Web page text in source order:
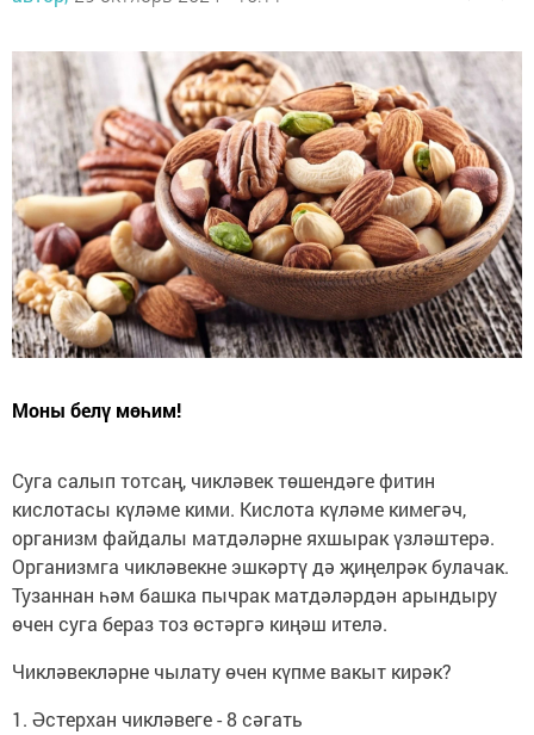
Моны белү мөһим!
Суга салып тотсаң, чикләвек төшендәге фитин
кислотасы күләме кими. Кислота күләме кимегәч,
организм файдалы матдәләрне яхшырак үзләштерә.
Организмга чикләвекне эшкәртү дә җиңелрәк булачак.
Тузаннан һәм башка пычрак матдәләрдән арындыру
өчен суга бераз тоз өстәргә киңәш ителә.
Чикләвекләрне чылату өчен күпме вакыт кирәк?
1. Әстерхан чикләвеге - 8 сәгать